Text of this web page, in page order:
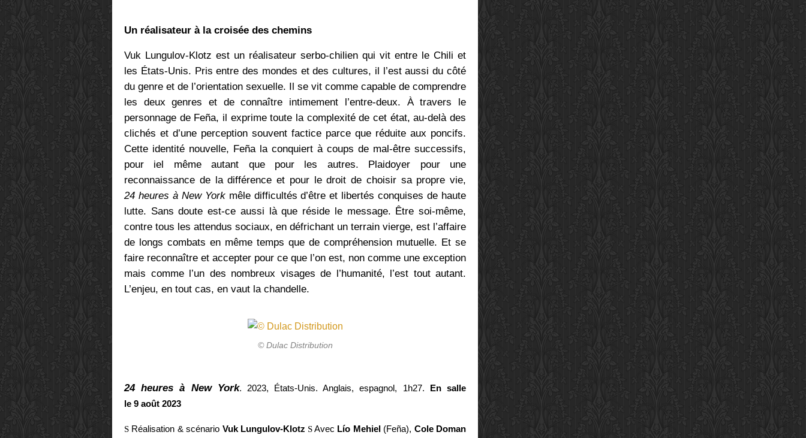
Un réalisateur à la croisée des chemins
Vuk Lungulov-Klotz est un réalisateur serbo-chilien qui vit entre le Chili et
les États-Unis. Pris entre des mondes et des cultures, il l’est aussi du côté
du genre et de l’orientation sexuelle. Il se vit comme capable de comprendre
les deux genres et de connaître intimement l’entre-deux. À travers le
personnage de Feña, il exprime toute la complexité de cet état, au-delà des
clichés et d’une perception souvent factice parce que réduite aux poncifs.
Cette identité nouvelle, Feña la conquiert à coups de mal-être successifs,
pour iel même autant que pour les autres. Plaidoyer pour une
reconnaissance de la différence et pour le droit de choisir sa propre vie,
24 heures à New Yorkmêle difficultés d’être et libertés conquises de haute
lutte. Sans doute est-ce aussi là que réside le message. Être soi-même,
contre tous les attendus sociaux, en défrichant un terrain vierge, est l’affaire
de longs combats en même temps que de compréhension mutuelle. Et se
faire reconnaître et accepter pour ce que l’on est, non comme une exception
mais comme l’un des nombreux visages de l’humanité, l’est tout autant.
L’enjeu, en tout cas, en vaut la chandelle.
© Dulac Distribution
24 heures à New York. 2023, États-Unis. Anglais, espagnol, 1h27. En salle
le 9 août 2023
S Réalisation & scénario Vuk Lungulov-Klotz SAvec Lío Mehiel(Feña), Cole Doman